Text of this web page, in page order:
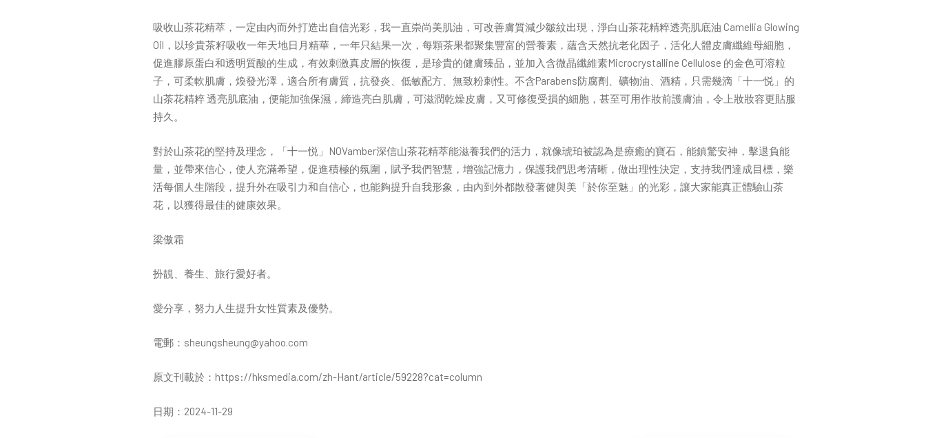
吸收山茶花精萃，一定由內而外打造出自信光彩，我一直崇尚美肌油，可改善膚質減少皺紋出現，淨白山茶花精粹透亮肌底油 Camellia Glowing
Oil，以珍貴茶籽吸收一年天地日月精華，一年只結果⼀次，每顆茶果都聚集豐富的營養素，蘊含天然抗老化因子，活化人體皮膚纖維母細胞，
促進膠原蛋白和透明質酸的生成，有效刺激真皮層的恢復，是珍貴的健膚臻品，並加入含微晶纖維素Microcrystalline Cellulose 的金色可溶粒
子，可柔軟肌膚，煥發光澤，適合所有膚質，抗發炎、低敏配方、無致粉刺性。不含Parabens防腐劑、礦物油、酒精，只需幾滴「十一悦」的
山茶花精粹 透亮肌底油，便能加強保濕，締造亮白肌膚，可滋潤乾燥皮膚，又可修復受損的細胞，甚至可用作妝前護膚油，令上妝妝容更貼服
持久。
對於山茶花的堅持及理念，「十一悦」NOVamber深信山茶花精萃能滋養我們的活力，就像琥珀被認為是療癒的寶石，能鎮驚安神，擊退負能
量，並帶來信心，使人充滿希望，促進積極的氛圍，賦予我們智慧，增強記憶力，保護我們思考清晰，做出理性決定，支持我們達成目標，樂
活每個人生階段，提升外在吸引力和自信心，也能夠提升自我形象，由內到外都散發著健與美「於你至魅」的光彩，讓大家能真正體驗山茶
花，以獲得最佳的健康效果。
梁傲霜
扮靚、養生、旅行愛好者。
愛分享，努力人生提升女性質素及優勢。
電郵：sheungsheung@yahoo.com
原文刊載於： https://hksmedia.com/zh-Hant/article/59228?cat=column
日期：2024-11-29